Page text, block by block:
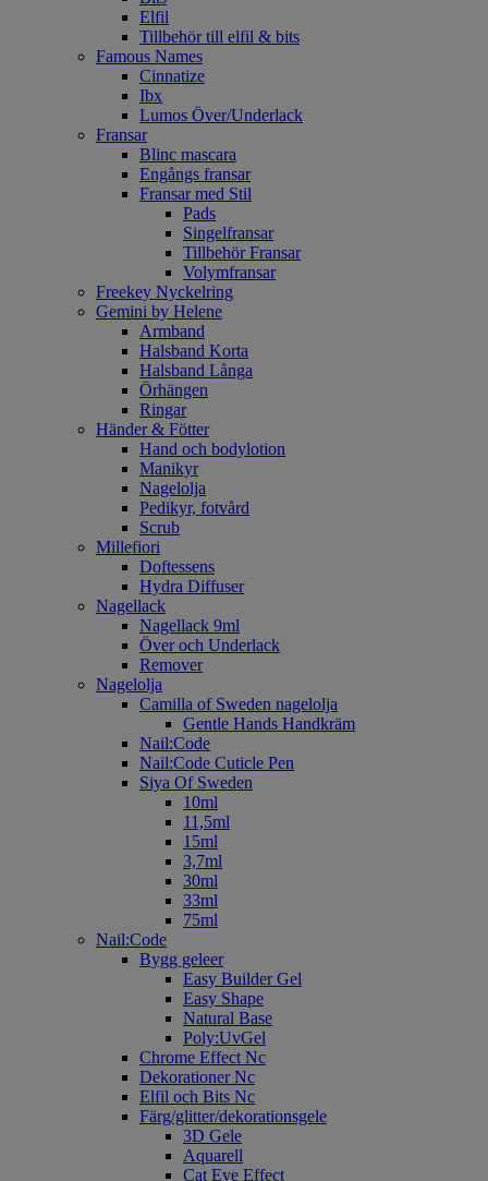
Elfil
Tillbehör till elfil & bits
Famous Names
Cinnatize
Ibx
Lumos Över/Underlack
Fransar
Blinc mascara
Engångs fransar
Fransar med Stil
Pads
Singelfransar
Tillbehör Fransar
Volymfransar
Freekey Nyckelring
Gemini by Helene
Armband
Halsband Korta
Halsband Långa
Örhängen
Ringar
Händer & Fötter
Hand och bodylotion
Manikyr
Nagelolja
Pedikyr, fotvård
Scrub
Millefiori
Doftessens
Hydra Diffuser
Nagellack
Nagellack 9ml
Över och Underlack
Remover
Nagelolja
Camilla of Sweden nagelolja
Gentle Hands Handkräm
Nail:Code
Nail:Code Cuticle Pen
Siya Of Sweden
10ml
11,5ml
15ml
3,7ml
30ml
33ml
75ml
Nail:Code
Bygg geleer
Easy Builder Gel
Easy Shape
Natural Base
Poly:UvGel
Chrome Effect Nc
Dekorationer Nc
Elfil och Bits Nc
Färg/glitter/dekorationsgele
3D Gele
Aquarell
Cat Eye Effect